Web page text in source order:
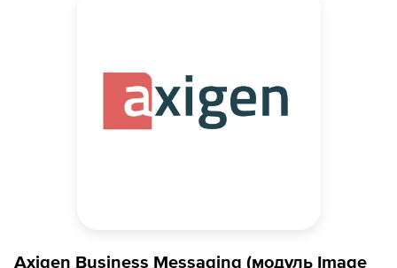
Axigen Business Messaging (модуль Image